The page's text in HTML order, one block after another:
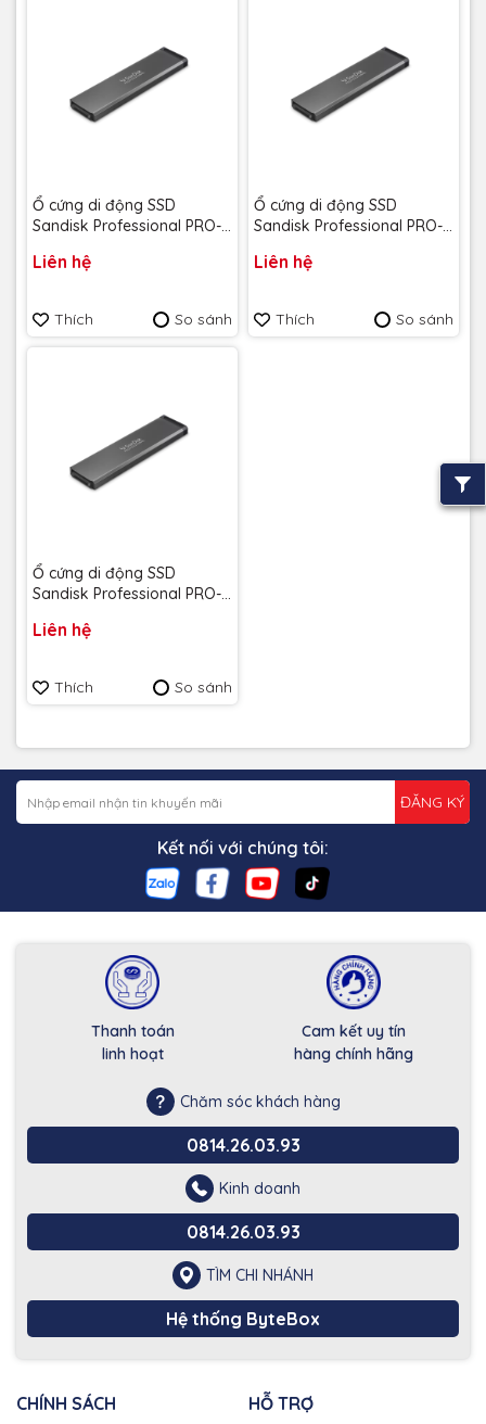
Ổ cứng di động SSD
Sandisk Professional PRO-
SDPM1NS-001T-GBAND
5 năm
Liên hệ
Thích So sánh
Ổ cứng di động SSD
Sandisk Professional PRO-
SDPM1NS-002T-GBANDND
5 năm
Liên hệ
Thích So sánh
Ổ cứng di động SSD
Sandisk Professional PRO-
SDPM1NS-004T-GBAND
5 năm
Liên hệ
Thích So sánh
ĐĂNG KÝ
Kết nối với chúng tôi:
Thanh toán
linh hoạt
Cam kết uy tín
hàng chính hãng
Chăm sóc khách hàng
0814.26.03.93
Kinh doanh
0814.26.03.93
TÌM CHI NHÁNH
Hệ thống ByteBox
CHÍNH SÁCH HỖ TRỢ